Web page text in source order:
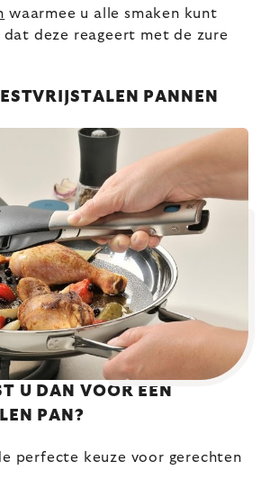
waarmee u alle smaken kunt
dat deze reageert met de zure
PANNEN
U DAN VOOR EEN
PAN?
perfecte keuze voor gerechten